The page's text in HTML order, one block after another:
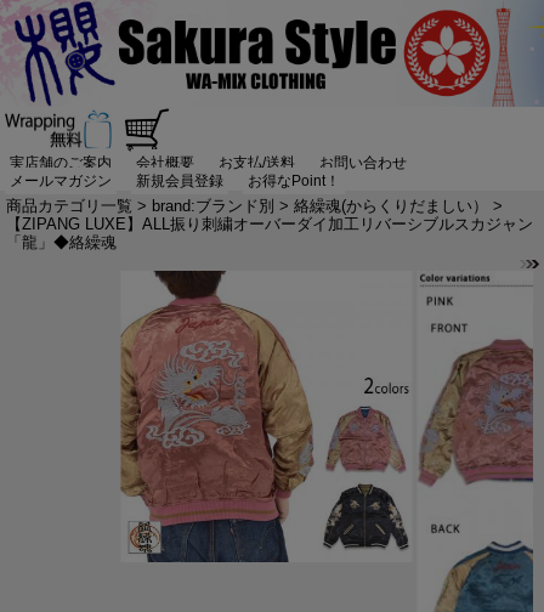
実店舗のご案内 会社概要 お支払/送料
お問い合わせ
メールマガジン
新規会員登録 お得なPoint！
商品カテゴリ一覧 > brand:ブランド別 > 絡繰魂(からくりだましい）
>
【ZIPANG LUXE】ALL振り刺繍オーバーダイ加工リバーシブルスカジャン
「龍」◆絡繰魂